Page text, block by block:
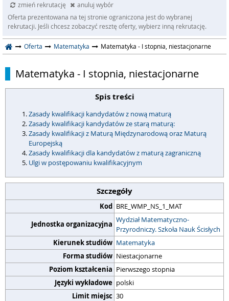
zmień rekrutację
anuluj wybór
Oferta prezentowana na tej stronie ograniczona jest do wybranej
rekrutacji. Jeśli chcesz zobaczyć resztę oferty, wybierz inną rekrutację.
Oferta Matematyka Matematyka - I stopnia, niestacjonarne
Matematyka - I stopnia, niestacjonarne
Spis treści
Zasady kwalifikacji kandydatów z nową maturą
Zasady kwalifikacji kandydatów ze starą maturą:
Zasady kwalifikacji z Maturą Międzynarodową oraz Maturą
Europejską
Zasady kwalifikacji dla kandydatów z maturą zagraniczną
Ulgi w postępowaniu kwalifikacyjnym
Szczegóły
Kod BRE_WMP_NS_1_MAT
Jednostka organizacyjna Wydział Matematyczno-
Przyrodniczy. Szkoła Nauk Ścisłych
Kierunek studiów Matematyka
Forma studiów Niestacjonarne
Poziom kształcenia Pierwszego stopnia
Języki wykładowe polski
Limit miejsc 30